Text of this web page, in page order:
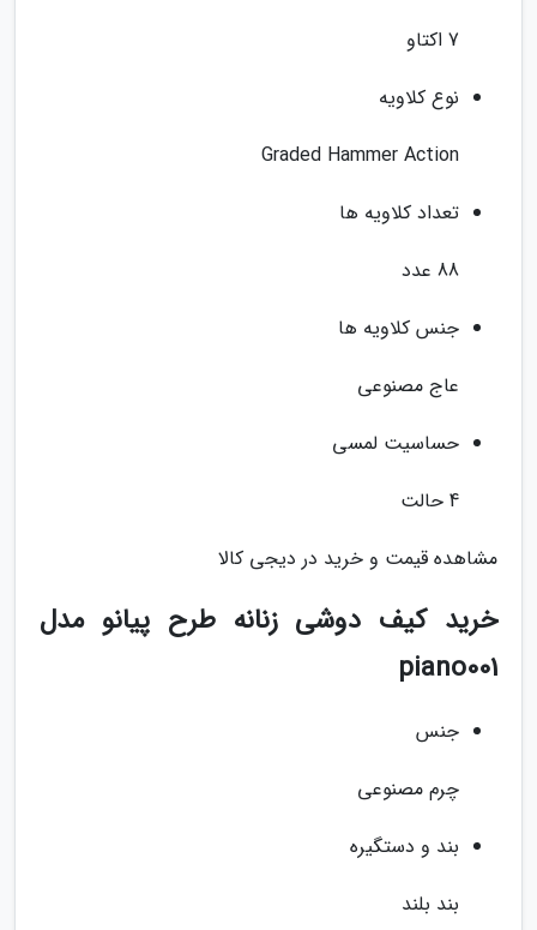
7 اکتاو
نوع کلاویه
Graded Hammer Action
تعداد کلاویه ها
88 عدد
جنس کلاویه ها
عاج مصنوعی
حساسیت لمسی
4 حالت
مشاهده قیمت و خرید در دیجی کالا
خرید کیف دوشی زنانه طرح پیانو مدل
piano001
جنس
چرم مصنوعی
بند و دستگیره
بند بلند